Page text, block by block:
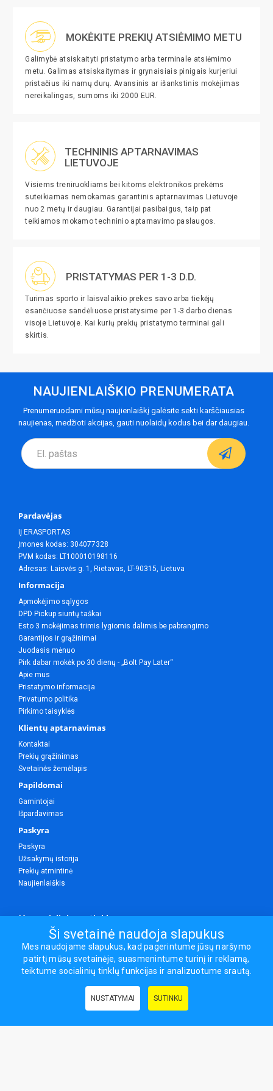
MOKĖKITE PREKIŲ ATSIĖMIMO METU
Galimybė atsiskaityti pristatymo arba terminale atsiėmimo
metu. Galimas atsiskaitymas ir grynaisiais pinigais kurjeriui
pristačius iki namų durų. Avansinis ar išankstinis mokėjimas
nereikalingas, sumoms iki 2000 EUR.
TECHNINIS APTARNAVIMAS
LIETUVOJE
Visiems treniruokliams bei kitoms elektronikos prekėms
suteikiamas nemokamas garantinis aptarnavimas Lietuvoje
nuo 2 metų ir daugiau. Garantijai pasibaigus, taip pat
teikiamos mokamo techninio aptarnavimo paslaugos.
PRISTATYMAS PER 1-3 D.D.
Turimas sporto ir laisvalaikio prekes savo arba tiekėjų
esančiuose sandėliuose pristatysime per 1-3 darbo dienas
visoje Lietuvoje. Kai kurių prekių pristatymo terminai gali
skirtis.
NAUJIENLAIŠKIO PRENUMERATA
Prenumeruodami mūsų naujienlaiškį galėsite sekti karščiausias
naujienas, medžioti akcijas, gauti nuolaidų kodus bei dar daugiau.
Pardavėjas
IĮ ERASPORTAS
Įmones kodas: 304077328
PVM kodas: LT100010198116
Adresas: Laisvės g. 1, Rietavas, LT-90315, Lietuva
Informacija
Apmokėjimo sąlygos
DPD Pickup siuntų taškai
Esto 3 mokėjimas trimis lygiomis dalimis be pabrangimo
Garantijos ir grąžinimai
Juodasis mėnuo
Pirk dabar mokėk po 30 dienų - „Bolt Pay Later“
Apie mus
Pristatymo informacija
Privatumo politika
Pirkimo taisyklės
Klientų aptarnavimas
Kontaktai
Prekių grąžinimas
Svetainės žemėlapis
Papildomai
Gamintojai
Išpardavimas
Paskyra
Paskyra
Užsakymų istorija
Prekių atmintinė
Naujienlaiškis
Mes socialiniuose tinkluose
Visos teisės saugomos.
Sporto ir laisvalaikio prekės, maisto papildai - erasportas.lt © 2026
Ši svetainė naudoja slapukus
Mes naudojame slapukus, kad pagerintume jūsų naršymo
patirtį mūsų svetainėje, suasmenintume turinį ir reklamą,
teiktume socialinių tinklų funkcijas ir analizuotume srautą.
NUSTATYMAI SUTINKU